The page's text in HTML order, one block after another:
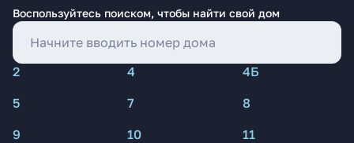
Воспользуйтесь поиском, чтобы найти свой дом
2 4
4Б
5
7
8
9
10
11